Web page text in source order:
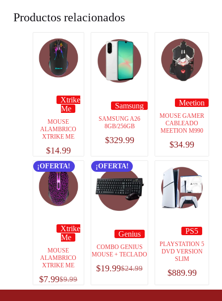
Productos relacionados
Xtrike
Me
MOUSE
ALAMBRICO
XTRIKE ME
$14.99
Samsung
SAMSUNG A26
8GB/256GB
$329.99
Meetion
MOUSE GAMER
CABLEADO
MEETION M990
$34.99
¡OFERTA!
Xtrike
Me
MOUSE
ALAMBRICO
XTRIKE ME
$9.99
$7.99
¡OFERTA!
Genius
COMBO GENIUS
MOUSE + TECLADO
$24.99
$19.99
PS5
PLAYSTATION 5
DVD VERSION
SLIM
$889.99